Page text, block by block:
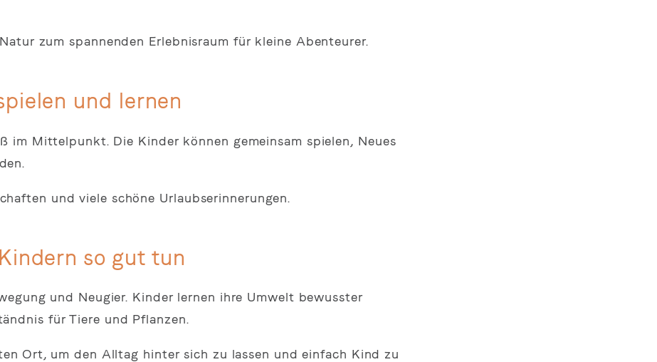
zum spannenden Erlebnisraum für kleine Abenteurer.
und lernen
im Mittelpunkt. Die Kinder können gemeinsam spielen, Neues
und viele schöne Urlaubserinnerungen.
so gut tun
und Neugier. Kinder lernen ihre Umwelt bewusster
für Tiere und Pflanzen.
Ort, um den Alltag hinter sich zu lassen und einfach Kind zu